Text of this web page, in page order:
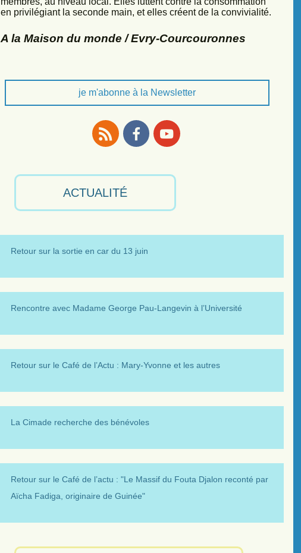
en privilégiant la seconde main, et elles créent de la convivialité.
A la Maison du monde / Evry-Courcouronnes
je m'abonne à la Newsletter
ACTUALITÉ
Retour sur la sortie en car du 13 juin
Rencontre avec Madame George Pau-Langevin à l’Université
Retour sur le Café de l’Actu : Mary-Yvonne et les autres
La Cimade recherche des bénévoles
Retour sur le Café de l’actu : "Le Massif du Fouta Djalon reconté par
Aïcha Fadiga, originaire de Guinée"